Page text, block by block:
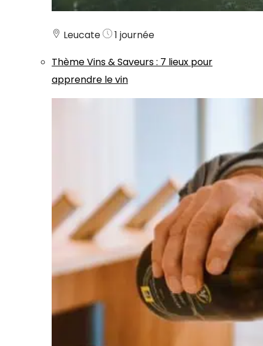
Leucate
1 journée
ThèmeVins & Saveurs: 7 lieux pour
apprendre le vin